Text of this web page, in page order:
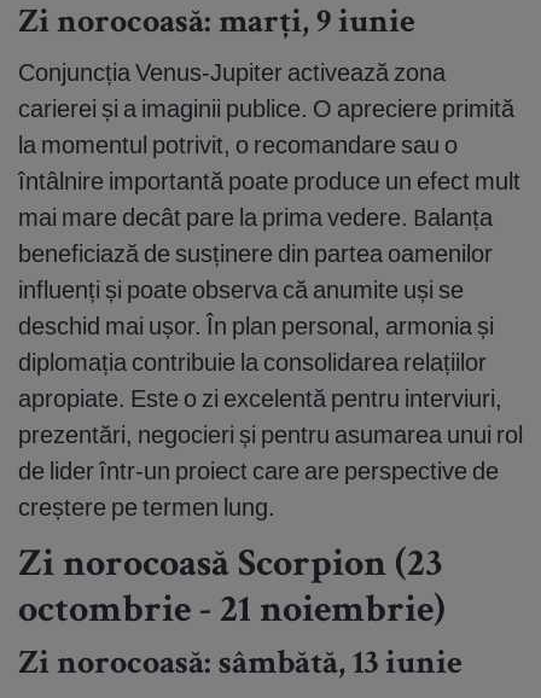
Zi norocoasă: marți, 9 iunie
Conjuncția Venus-Jupiter activează zona
carierei și a imaginii publice. O apreciere primită
la momentul potrivit, o recomandare sau o
întâlnire importantă poate produce un efect mult
mai mare decât pare la prima vedere. Balanța
beneficiază de susținere din partea oamenilor
influenți și poate observa că anumite uși se
deschid mai ușor. În plan personal, armonia și
diplomația contribuie la consolidarea relațiilor
apropiate. Este o zi excelentă pentru interviuri,
prezentări, negocieri și pentru asumarea unui rol
de lider într-un proiect care are perspective de
creștere pe termen lung.
Zi norocoasă Scorpion (23
octombrie - 21 noiembrie)
Zi norocoasă: sâmbătă, 13 iunie